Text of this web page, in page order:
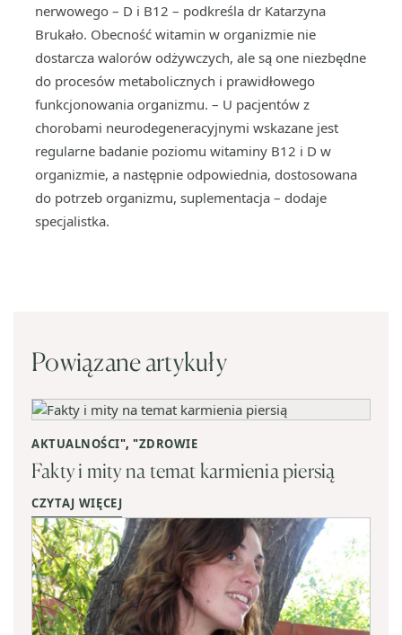
nerwowego – D i B12 – podkreśla dr Katarzyna
Brukało. Obecność witamin w organizmie nie
dostarcza walorów odżywczych, ale są one niezbędne
do procesów metabolicznych i prawidłowego
funkcjonowania organizmu. – U pacjentów z
chorobami neurodegeneracyjnymi wskazane jest
regularne badanie poziomu witaminy B12 i D w
organizmie, a następnie odpowiednia, dostosowana
do potrzeb organizmu, suplementacja – dodaje
specjalistka.
Powiązane artykuły
AKTUALNOŚCI", "ZDROWIE
Fakty i mity na temat karmienia piersią
CZYTAJ WIĘCEJ